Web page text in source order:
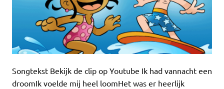
Songtekst Bekijk de clip op Youtube Ik had vannacht een
droomIk voelde mij heel loomHet was er heerlijk